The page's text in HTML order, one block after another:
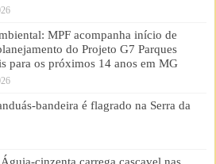
MPF acompanha início de
do Projeto G7 Parques
para os próximos 14 anos em MG
bandeira é flagrado na Serra da
cinzenta carrega cascavel nas